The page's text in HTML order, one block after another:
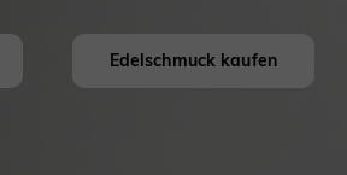
Edelschmuck kaufen